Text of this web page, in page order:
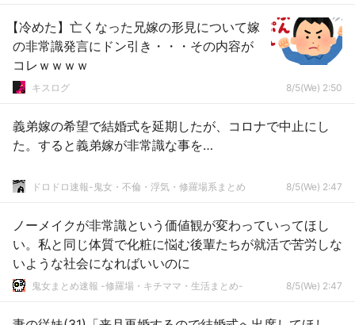
【冷めた】亡くなった兄嫁の形見について嫁
の非常識発言にドン引き・・・その内容が
コレｗｗｗｗ
キスログ 8/5(We) 2:50
義弟嫁の希望で結婚式を延期したが、コロナで中止にし
た。すると義弟嫁が非常識な事を…
ドロドロ速報-鬼女・不倫・浮気・修羅場系まとめ 8/5(We) 2:47
ノーメイクが非常識という価値観が変わっていってほし
い。私と同じ体質で化粧に悩む後輩たちが就活で苦労しな
いような社会になればいいのに
鬼女まとめ速報 -修羅場・キチママ・生活まとめ- 8/5(We) 2:47